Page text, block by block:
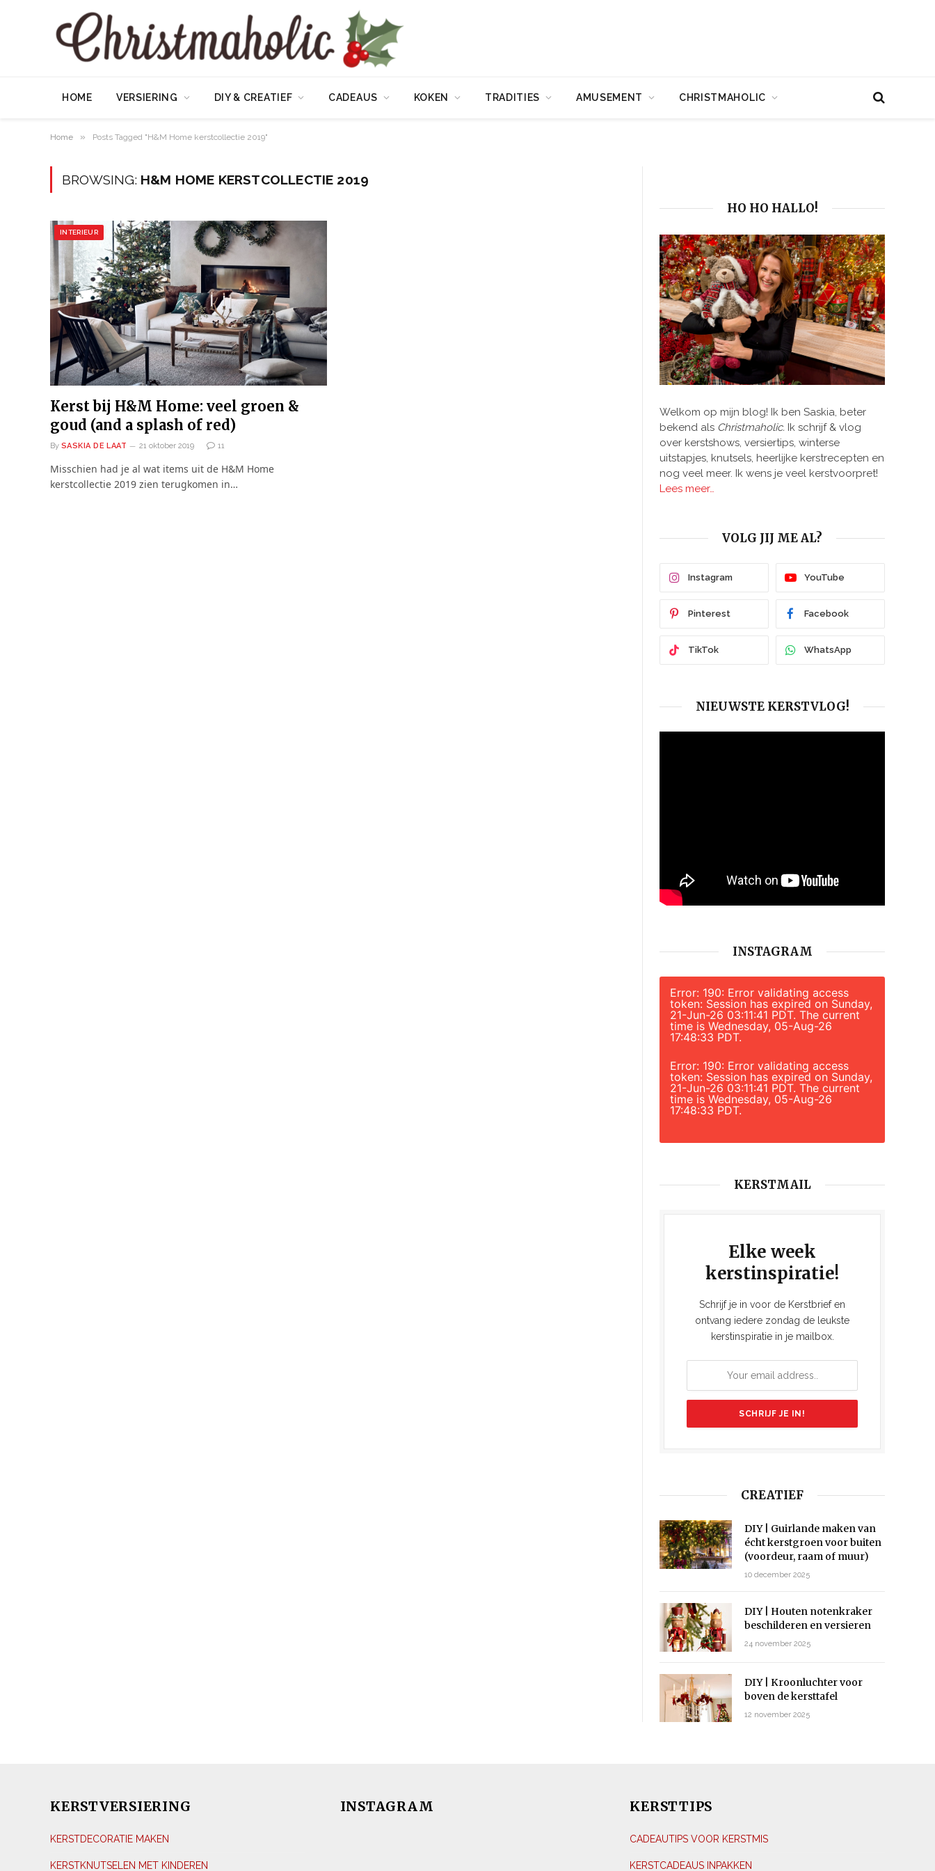
HOME VERSIERING DIY & CREATIEF CADEAUS KOKEN TRADITIES AMUSEMENT CHRISTMAHOLIC
Home » Posts Tagged "H&M Home kerstcollectie 2019"
BROWSING: H&M HOME KERSTCOLLECTIE 2019
INTERIEUR
Kerst bij H&M Home: veel groen &
goud (and a splash of red)
By SASKIA DE LAAT 21 oktober 2019 11
Misschien had je al wat items uit de H&M Home
kerstcollectie 2019 zien terugkomen in…
HO HO HALLO!
Welkom op mijn blog! Ik ben Saskia, beter
bekend als Christmaholic. Ik schrijf & vlog
over kerstshows, versiertips, winterse
uitstapjes, knutsels, heerlijke kerstrecepten en
nog veel meer. Ik wens je veel kerstvoorpret!
Lees meer…
VOLG JIJ ME AL?
Instagram YouTube
Pinterest Facebook
TikTok WhatsApp
NIEUWSTE KERSTVLOG!
INSTAGRAM
Error: 190: Error validating access
token: Session has expired on Sunday,
21-Jun-26 03:11:41 PDT. The current
time is Wednesday, 05-Aug-26
17:48:33 PDT.
Error: 190: Error validating access
token: Session has expired on Sunday,
21-Jun-26 03:11:41 PDT. The current
time is Wednesday, 05-Aug-26
17:48:33 PDT.
KERSTMAIL
Elke week
kerstinspiratie!
Schrijf je in voor de Kerstbrief en
ontvang iedere zondag de leukste
kerstinspiratie in je mailbox.
CREATIEF
DIY | Guirlande maken van
écht kerstgroen voor buiten
(voordeur, raam of muur)
10 december 2025
DIY | Houten notenkraker
beschilderen en versieren
24 november 2025
DIY | Kroonluchter voor
boven de kersttafel
12 november 2025
KERSTVERSIERING
KERSTDECORATIE MAKEN
KERSTKNUTSELEN MET KINDEREN
INSTAGRAM KERSTTIPS
CADEAUTIPS VOOR KERSTMIS
KERSTCADEAUS INPAKKEN